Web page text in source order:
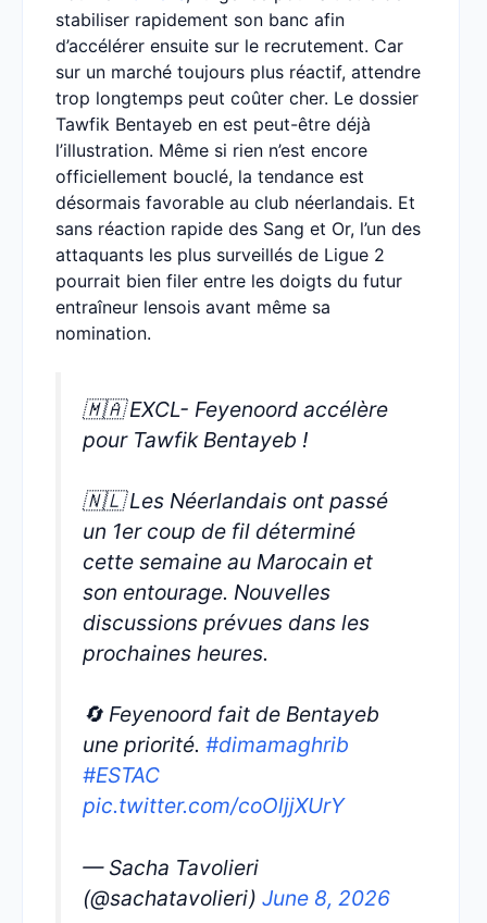
stabiliser rapidement son banc afin
d’accélérer ensuite sur le recrutement. Car
sur un marché toujours plus réactif, attendre
trop longtemps peut coûter cher. Le dossier
Tawfik Bentayeb en est peut-être déjà
l’illustration. Même si rien n’est encore
officiellement bouclé, la tendance est
désormais favorable au club néerlandais. Et
sans réaction rapide des Sang et Or, l’un des
attaquants les plus surveillés de Ligue 2
pourrait bien filer entre les doigts du futur
entraîneur lensois avant même sa
nomination.
🇲🇦 EXCL- Feyenoord accélère
pour Tawfik Bentayeb !
🇳🇱 Les Néerlandais ont passé
un 1er coup de fil déterminé
cette semaine au Marocain et
son entourage. Nouvelles
discussions prévues dans les
prochaines heures.
🔄 Feyenoord fait de Bentayeb
une priorité. #dimamaghrib
#ESTAC
pic.twitter.com/coOljjXUrY
— Sacha Tavolieri
(@sachatavolieri) June 8, 2026